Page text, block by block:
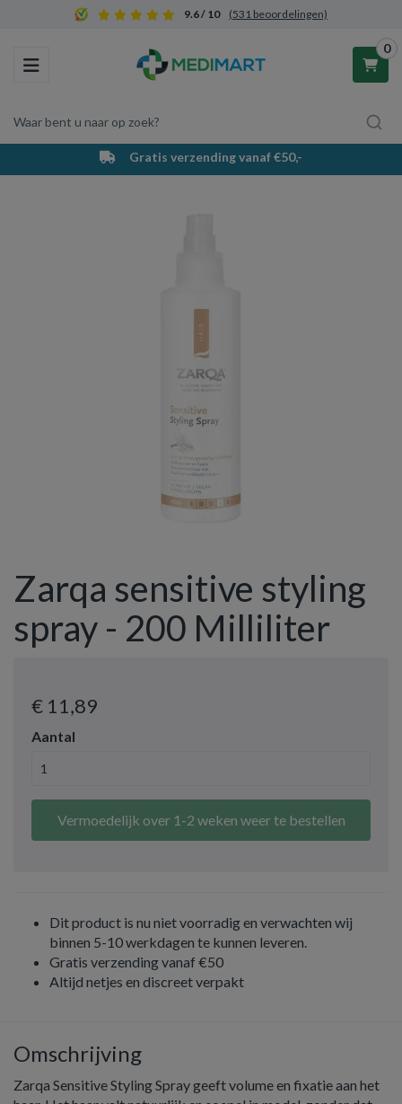
9.6 / 10 (531 beoordelingen)
Toggle navigation
Waar bent u naar op zoek?
0
Winkelwagen
Gratis verzending vanaf €50,-
Zarqa sensitive styling
spray - 200 Milliliter
€ 11,89
Aantal
Vermoedelijk over 1-2 weken weer te bestellen
Dit product is nu niet voorradig en verwachten wij
binnen 5-10 werkdagen te kunnen leveren.
Gratis verzending vanaf €50
Altijd netjes en discreet verpakt
Omschrijving
Zarqa Sensitive Styling Spray geeft volume en fixatie aan het